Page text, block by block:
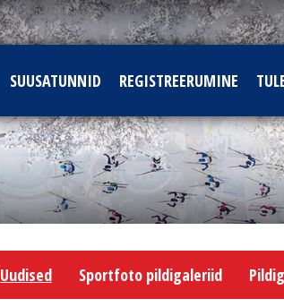
SUUSATUNNID REGISTREERUMINE
Uudised Sportfoto pildigaleriid